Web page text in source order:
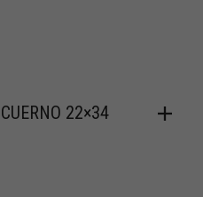
22×34